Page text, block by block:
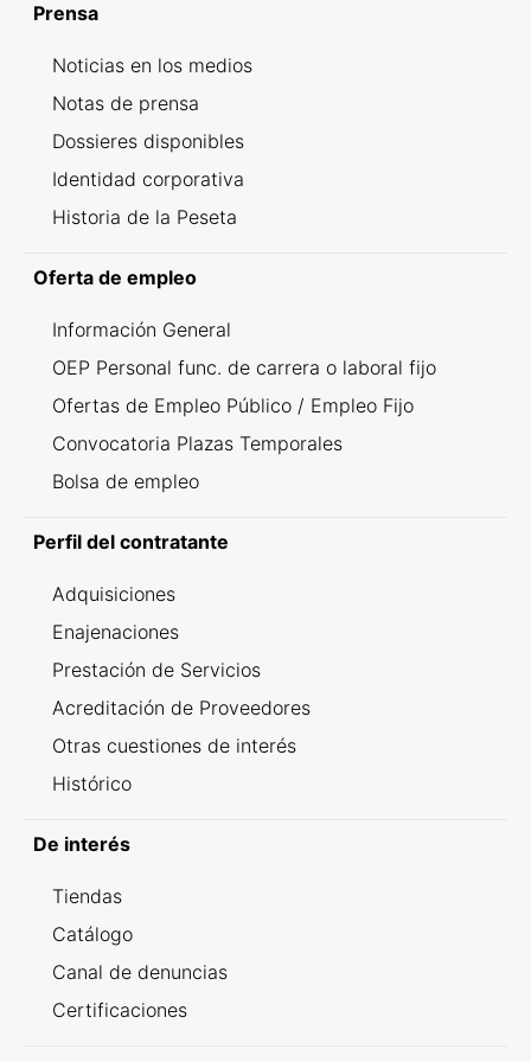
Prensa
Noticias en los medios
Notas de prensa
Dossieres disponibles
Identidad corporativa
Historia de la Peseta
Oferta de empleo
Información General
OEP Personal func. de carrera o laboral fijo
Ofertas de Empleo Público / Empleo Fijo
Convocatoria Plazas Temporales
Bolsa de empleo
Perfil del contratante
Adquisiciones
Enajenaciones
Prestación de Servicios
Acreditación de Proveedores
Otras cuestiones de interés
Histórico
De interés
Tiendas
Catálogo
Canal de denuncias
Certificaciones